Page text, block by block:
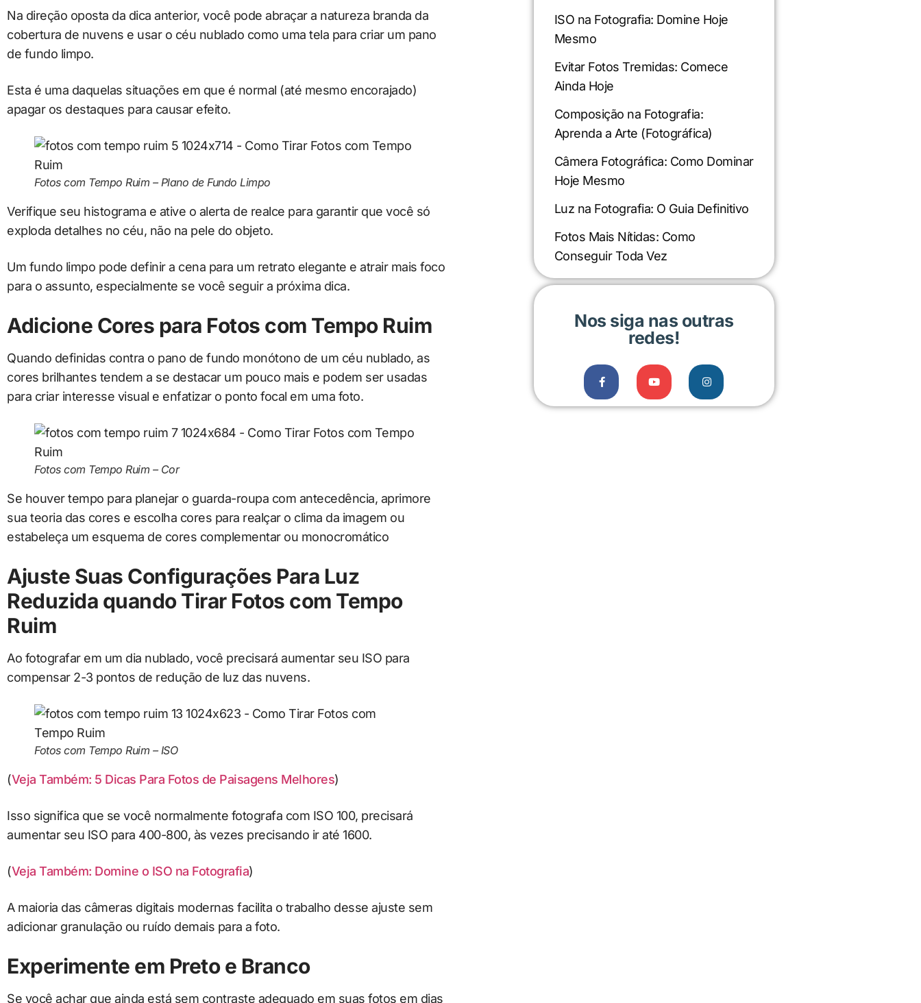
Na direção oposta da dica anterior, você pode abraçar a natureza branda da
cobertura de nuvens e usar o céu nublado como uma tela para criar um pano
de fundo limpo.
Esta é uma daquelas situações em que é normal (até mesmo encorajado)
apagar os destaques para causar efeito.
Fotos com Tempo Ruim – Plano de Fundo Limpo
Verifique seu histograma e ative o alerta de realce para garantir que você só
exploda detalhes no céu, não na pele do objeto.
Um fundo limpo pode definir a cena para um retrato elegante e atrair mais foco
para o assunto, especialmente se você seguir a próxima dica.
Adicione Cores para Fotos com Tempo Ruim
Quando definidas contra o pano de fundo monótono de um céu nublado, as
cores brilhantes tendem a se destacar um pouco mais e podem ser usadas
para criar interesse visual e enfatizar o ponto focal em uma foto.
Fotos com Tempo Ruim – Cor
Se houver tempo para planejar o guarda-roupa com antecedência, aprimore
sua teoria das cores e escolha cores para realçar o clima da imagem ou
estabeleça um esquema de cores complementar ou monocromático
Ajuste Suas Configurações Para Luz
Reduzida quando Tirar Fotos com Tempo
Ruim
Ao fotografar em um dia nublado, você precisará aumentar seu ISO para
compensar 2-3 pontos de redução de luz das nuvens.
Fotos com Tempo Ruim – ISO
(Veja Também: 5 Dicas Para Fotos de Paisagens Melhores)
Isso significa que se você normalmente fotografa com ISO 100, precisará
aumentar seu ISO para 400-800, às vezes precisando ir até 1600.
(Veja Também: Domine o ISO na Fotografia)
A maioria das câmeras digitais modernas facilita o trabalho desse ajuste sem
adicionar granulação ou ruído demais para a foto.
Experimente em Preto e Branco
Se você achar que ainda está sem contraste adequado em suas fotos em dias
ISO na Fotografia: Domine Hoje
Mesmo
Evitar Fotos Tremidas: Comece
Ainda Hoje
Composição na Fotografia:
Aprenda a Arte (Fotográfica)
Câmera Fotográfica: Como Dominar
Hoje Mesmo
Luz na Fotografia: O Guia Definitivo
Fotos Mais Nítidas: Como
Conseguir Toda Vez
Nos siga nas outras
redes!